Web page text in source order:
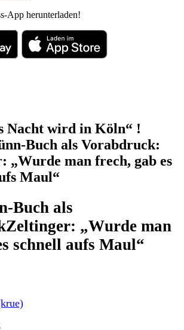
App herunterladen!
Nacht wird in Köln“ !
Buch als Vorabdruck:
„Wurde man frech, gab es
Maul“
Buch als
Zeltinger: „Wurde man
schnell aufs Maul“